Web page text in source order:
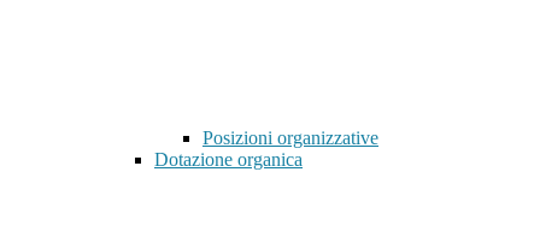
Posizioni organizzative
Dotazione organica